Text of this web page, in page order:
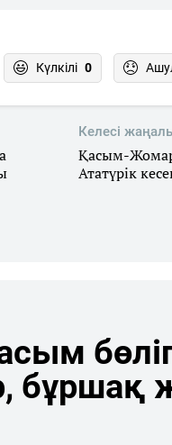
Күлкілі 0
Келесі
Қасым-
Ататүрік
бұршақ